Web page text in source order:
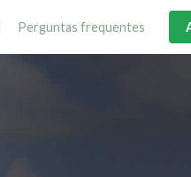
Perguntas frequentes